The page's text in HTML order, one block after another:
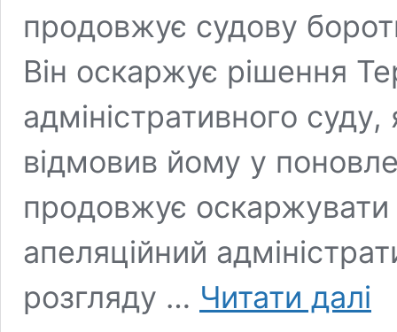
продовжує судову
Він оскаржує рішення
адміністративного
відмовив йому у
продовжує
апеляційний
розгляду … Читати далі